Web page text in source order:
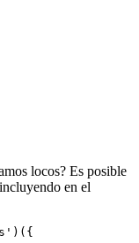
locos? Es posible
en el